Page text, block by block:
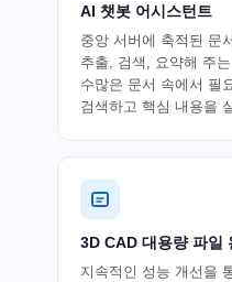
AI 챗봇 어시스턴트
중앙 서버에 축적된 문
추출, 검색, 요약해 주
수많은 문서 속에서 필
검색하고 핵심 내용을
3D CAD 대용량 파일
지속적인 성능 개선을